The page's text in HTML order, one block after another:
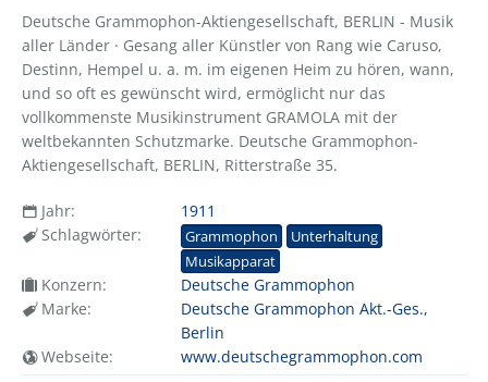
Deutsche Grammophon-Aktiengesellschaft, BERLIN - Musik
aller Länder · Gesang aller Künstler von Rang wie Caruso,
Destinn, Hempel u. a. m. im eigenen Heim zu hören, wann,
und so oft es gewünscht wird, ermöglicht nur das
vollkommenste Musikinstrument GRAMOLA mit der
weltbekannten Schutzmarke. Deutsche Grammophon-
Aktiengesellschaft, BERLIN, Ritterstraße 35.
Jahr:
1911
Schlagwörter:
Grammophon
Unterhaltung
Musikapparat
Konzern:
Deutsche Grammophon
Marke:
Deutsche Grammophon Akt.-Ges.,
Berlin
Webseite:
www.deutschegrammophon.com